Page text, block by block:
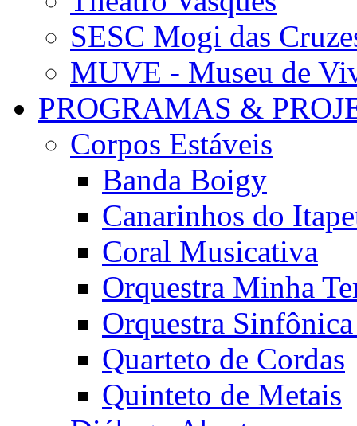
SESC Mogi das
MUVE - Museu de
PROGRAMAS &
Corpos Estáveis
Banda Boigy
Canarinhos do
Coral Musicativa
Orquestra Minha
Orquestra
Quarteto de Cordas
Quinteto de Metais